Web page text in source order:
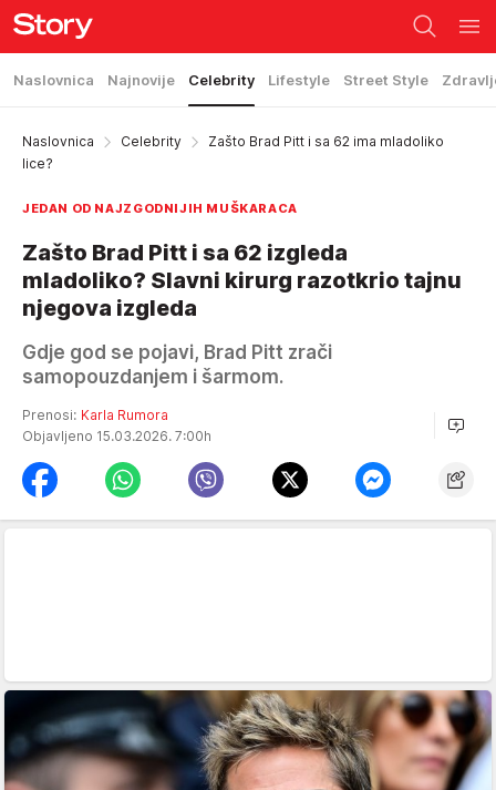
Naslovnica Najnovije Celebrity Lifestyle Street Style
Naslovnica Celebrity
Zašto Brad Pitt i sa 62 ima mladoliko
lice?
JEDAN OD NAJZGODNIJIH MUŠKARACA
Zašto Brad Pitt i sa 62 izgleda
mladoliko? Slavni kirurg razotkrio tajnu
njegova izgleda
Gdje god se pojavi, Brad Pitt zrači
samopouzdanjem i šarmom.
Prenosi: Karla Rumora
Objavljeno 15.03.2026. 7:00h